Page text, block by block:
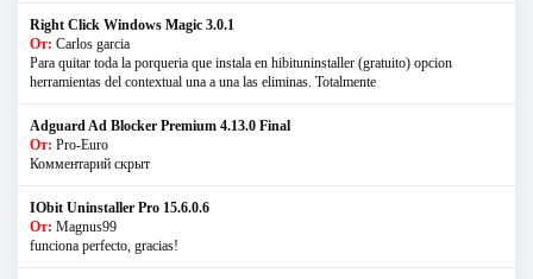
Right Click Windows Magic 3.0.1
От: Carlos garcia
Para quitar toda la porqueria que instala en hibituninstaller (gratuito) opcion
herramientas del contextual una a una las eliminas. Totalmente
Adguard Ad Blocker Premium 4.13.0 Final
От: Pro-Euro
Комментарий скрыт
IObit Uninstaller Pro 15.6.0.6
От: Magnus99
funciona perfecto, gracias!